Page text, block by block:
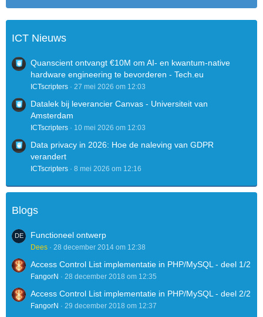
ICT Nieuws
Quanscient ontvangt €10M om AI- en kwantum-native
hardware engineering te bevorderen - Tech.eu
ICTscripters 27 mei 2026 om 12:03
Datalek bij leverancier Canvas - Universiteit van
Amsterdam
ICTscripters 10 mei 2026 om 12:03
Data privacy in 2026: Hoe de naleving van GDPR
verandert
ICTscripters 8 mei 2026 om 12:16
Blogs
Functioneel ontwerp
Dees 28 december 2014 om 12:38
Access Control List implementatie in PHP/MySQL - deel 1/2
FangorN 28 december 2018 om 12:35
Access Control List implementatie in PHP/MySQL - deel 2/2
FangorN 29 december 2018 om 12:37